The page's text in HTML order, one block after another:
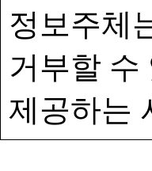
정보주체
거부할 수
제공하는